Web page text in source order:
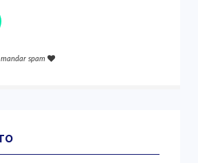
mandar spam